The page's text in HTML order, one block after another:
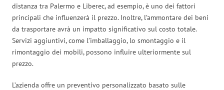
distanza tra Palermo e Liberec, ad esempio, è uno dei fattori
principali che influenzerà il prezzo. Inoltre, l’ammontare dei beni
da trasportare avrà un impatto significativo sul costo totale.
Servizi aggiuntivi, come l’imballaggio, lo smontaggio e il
rimontaggio dei mobili, possono influire ulteriormente sul
prezzo.
L’azienda offre un preventivo personalizzato basato sulle